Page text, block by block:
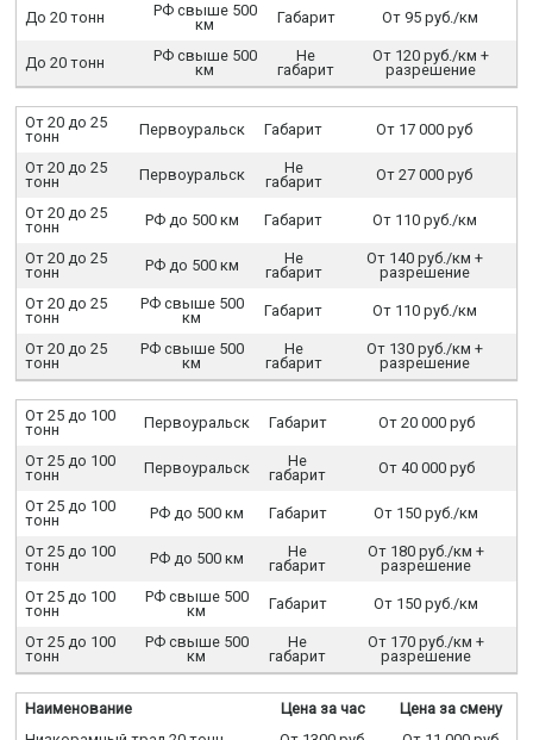
До 20 тонн
РФ свыше 500
км
Габарит От 95 руб./км
До 20 тонн
РФ свыше 500
км
Не
габарит
От 120 руб./км +
разрешение
От 20 до 25
тонн
Первоуральск Габарит От 17 000 руб
От 20 до 25
тонн
Первоуральск
Не
габарит
От 27 000 руб
От 20 до 25
тонн
РФ до 500 км Габарит От 110 руб./км
От 20 до 25
тонн
РФ до 500 км
Не
габарит
От 140 руб./км +
разрешение
От 20 до 25
тонн
РФ свыше 500
км
Габарит От 110 руб./км
От 20 до 25
тонн
РФ свыше 500
км
Не
габарит
От 130 руб./км +
разрешение
От 25 до 100
тонн
Первоуральск Габарит От 20 000 руб
От 25 до 100
тонн
Первоуральск
Не
габарит
От 40 000 руб
От 25 до 100
тонн
РФ до 500 км Габарит От 150 руб./км
От 25 до 100
тонн
РФ до 500 км
Не
габарит
От 180 руб./км +
разрешение
От 25 до 100
тонн
РФ свыше 500
км
Габарит От 150 руб./км
От 25 до 100
тонн
РФ свыше 500
км
Не
габарит
От 170 руб./км +
разрешение
Наименование Цена за час
Цена за смену